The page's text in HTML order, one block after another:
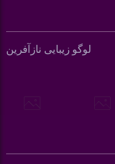
لوگو زیبایی نازآفرین